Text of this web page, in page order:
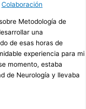
Colaboración
Metodología de
una
de esas horas de
experiencia para mi
momento, estaba
de Neurología y llevaba